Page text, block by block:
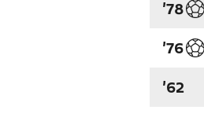
'78
'76
'62